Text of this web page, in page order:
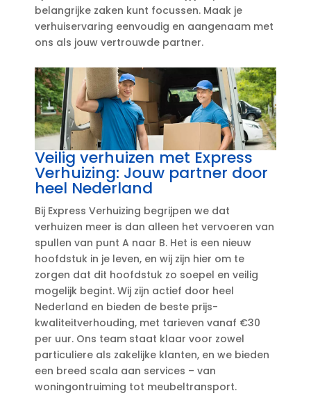
belangrijke zaken kunt focussen.​ Maak je
verhuiservaring eenvoudig en aangenaam met
ons als jouw vertrouwde partner.​
Veilig verhuizen met Express
Verhuizing: Jouw partner door
heel Nederland
Bij Express Verhuizing begrijpen we dat
verhuizen meer is dan alleen het vervoeren van
spullen van punt A naar B.​ Het is een nieuw
hoofdstuk in je leven, en wij zijn hier om te
zorgen dat dit hoofdstuk zo soepel en veilig
mogelijk begint.​ Wij zijn actief door heel
Nederland en bieden de beste prijs-
kwaliteitverhouding, met tarieven vanaf €30
per uur.​ Ons team staat klaar voor zowel
particuliere als zakelijke klanten, en we bieden
een breed scala aan services – van
woningontruiming tot meubeltransport.​